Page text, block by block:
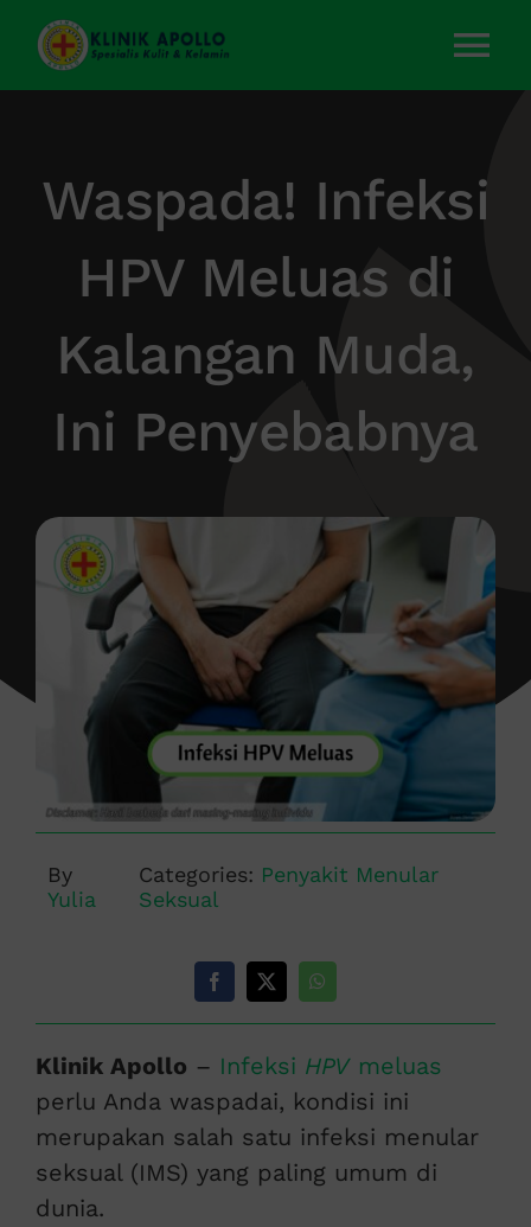
Skip
content
Layanan Kami
Tentang Kami
Artikel
Kontak Kami
Waspada! Infeksi
HPV Meluas di
Kalangan Muda,
Ini Penyebabnya
By
Yulia
Categories: Penyakit Menular
Seksual
Klinik Apollo – Infeksi HPVmeluas
perlu Anda waspadai, kondisi ini
merupakan salah satu infeksi menular
seksual (IMS) yang paling umum di
dunia.